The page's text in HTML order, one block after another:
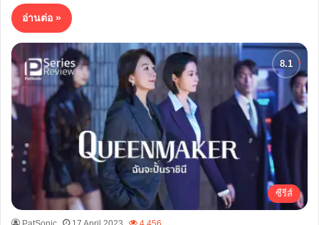
อ่านต่อ »
ซีรีส์